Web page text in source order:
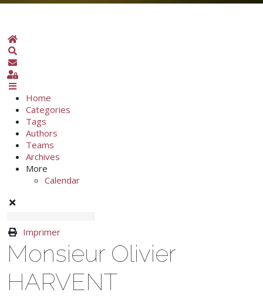
Home
Sign In
Home
Categories
Tags
Authors
Teams
Archives
More
Calendar
Imprimer
Monsieur Olivier
HARVENT